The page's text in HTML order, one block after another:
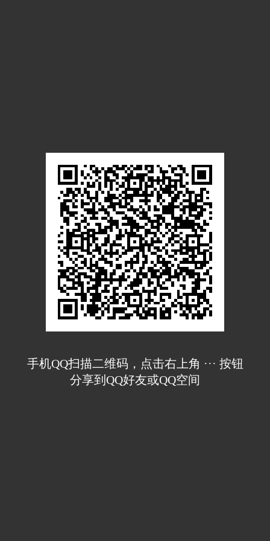
手机QQ扫描二维码，点击右上角 ··· 按钮
分享到QQ好友或QQ空间